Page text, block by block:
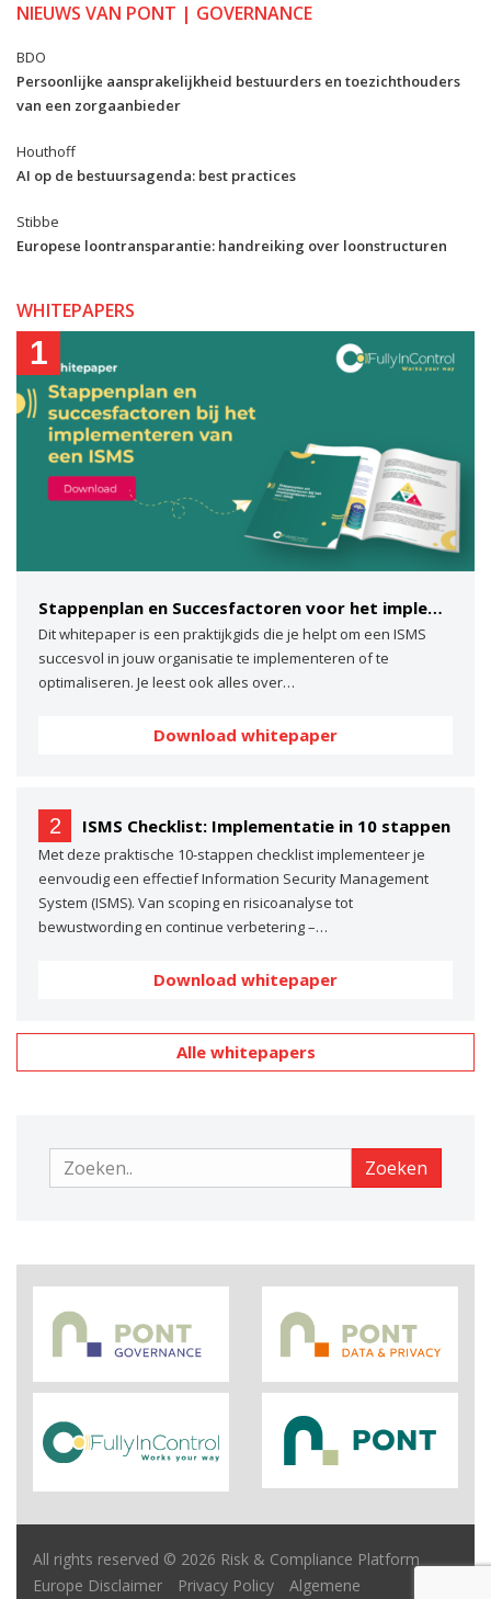
NIEUWS VAN PONT | GOVERNANCE
BDO
Persoonlijke aansprakelijkheid bestuurders en toezichthouders
van een zorgaanbieder
Houthoff
AI op de bestuursagenda: best practices
Stibbe
Europese loontransparantie: handreiking over loonstructuren
WHITEPAPERS
1
Stappenplan en Succesfactoren voor het implementeren van een ISMS
Dit whitepaper is een praktijkgids die je helpt om een ISMS
succesvol in jouw organisatie te implementeren of te
optimaliseren. Je leest ook alles over…
Download whitepaper
2 ISMS Checklist: Implementatie in 10 stappen
Met deze praktische 10-stappen checklist implementeer je
eenvoudig een effectief Information Security Management
System (ISMS). Van scoping en risicoanalyse tot
bewustwording en continue verbetering –…
Download whitepaper
Alle whitepapers
Zoeken Zoeken
All rights reserved © 2026 Risk & Compliance Platform
Europe Disclaimer Privacy Policy Algemene